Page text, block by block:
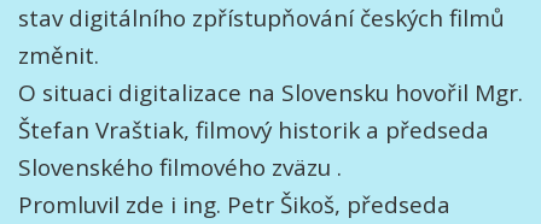
stav digitálního zpřístupňování českých filmů
změnit.
O situaci digitalizace na Slovensku hovořil Mgr.
Štefan Vraštiak, filmový historik a předseda
Slovenského filmového zväzu .
Promluvil zde i ing. Petr Šikoš, předseda